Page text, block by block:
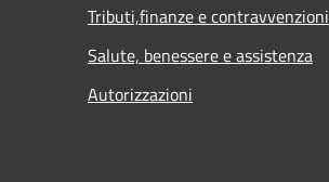
Tributi,finanze e contravvenzioni
Salute, benessere e assistenza
Autorizzazioni